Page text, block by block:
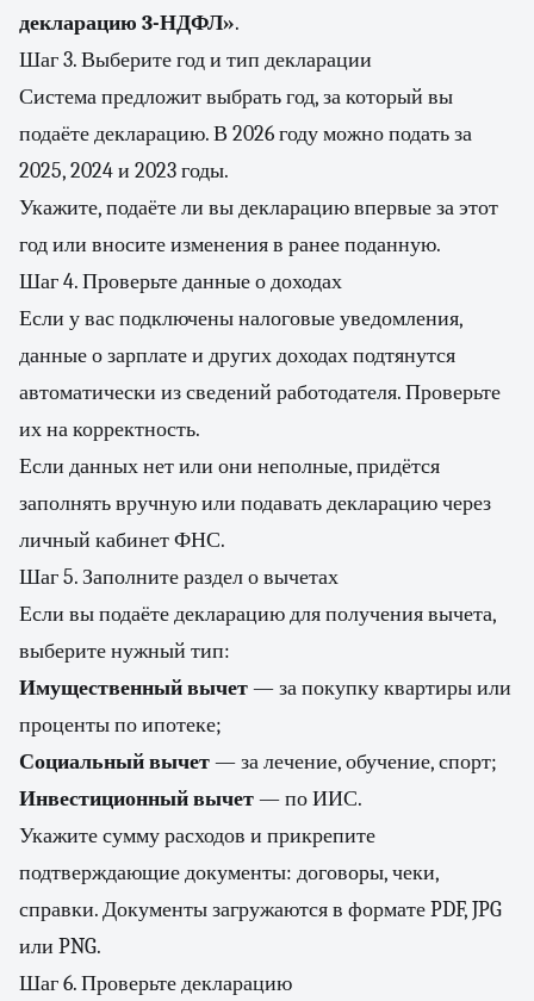
декларацию 3-НДФЛ».
Шаг 3. Выберите год и тип декларации
Система предложит выбрать год, за который вы
подаёте декларацию. В 2026 году можно подать за
2025, 2024 и 2023 годы.
Укажите, подаёте ли вы декларацию впервые за этот
год или вносите изменения в ранее поданную.
Шаг 4. Проверьте данные о доходах
Если у вас подключены налоговые уведомления,
данные о зарплате и других доходах подтянутся
автоматически из сведений работодателя. Проверьте
их на корректность.
Если данных нет или они неполные, придётся
заполнять вручную или подавать декларацию через
личный кабинет ФНС.
Шаг 5. Заполните раздел о вычетах
Если вы подаёте декларацию для получения вычета,
выберите нужный тип:
Имущественный вычет— за покупку квартиры или
проценты по ипотеке;
Социальный вычет— за лечение, обучение, спорт;
Инвестиционный вычет— по ИИС.
Укажите сумму расходов и прикрепите
подтверждающие документы: договоры, чеки,
справки. Документы загружаются в формате PDF, JPG
или PNG.
Шаг 6. Проверьте декларацию